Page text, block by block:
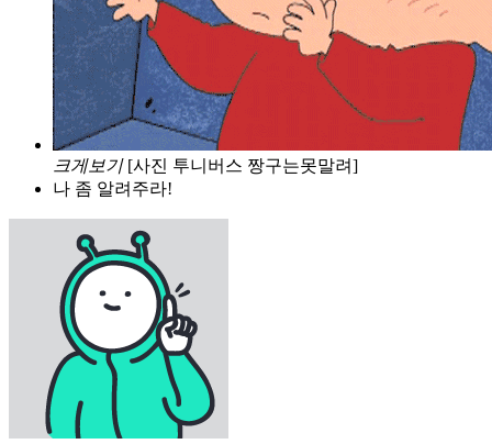
크게보기 [사진 투니버스 짱구는못말려]
나 좀 알려주라!